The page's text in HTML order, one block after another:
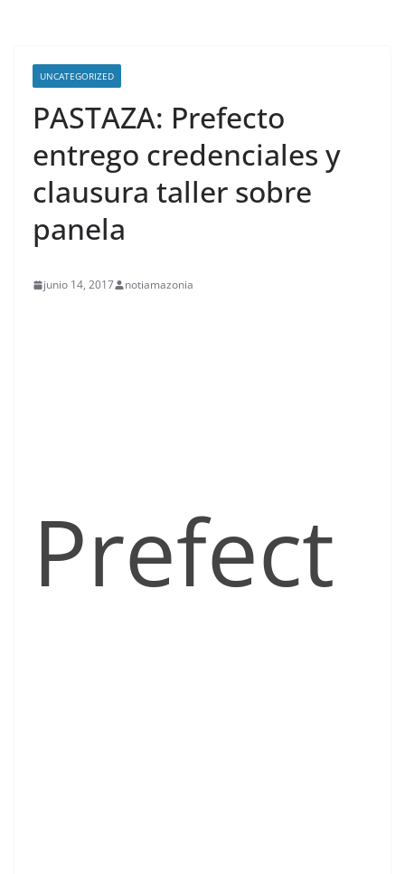
UNCATEGORIZED
PASTAZA: Prefecto
entrego credenciales y
clausura taller sobre
panela
junio 14, 2017 notiamazonia
Prefect